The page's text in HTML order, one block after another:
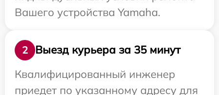
Вашего устройства Yamaha.
2
Выезд курьера за 35 минут
Квалифицированный инженер
приедет по указанному адресу для